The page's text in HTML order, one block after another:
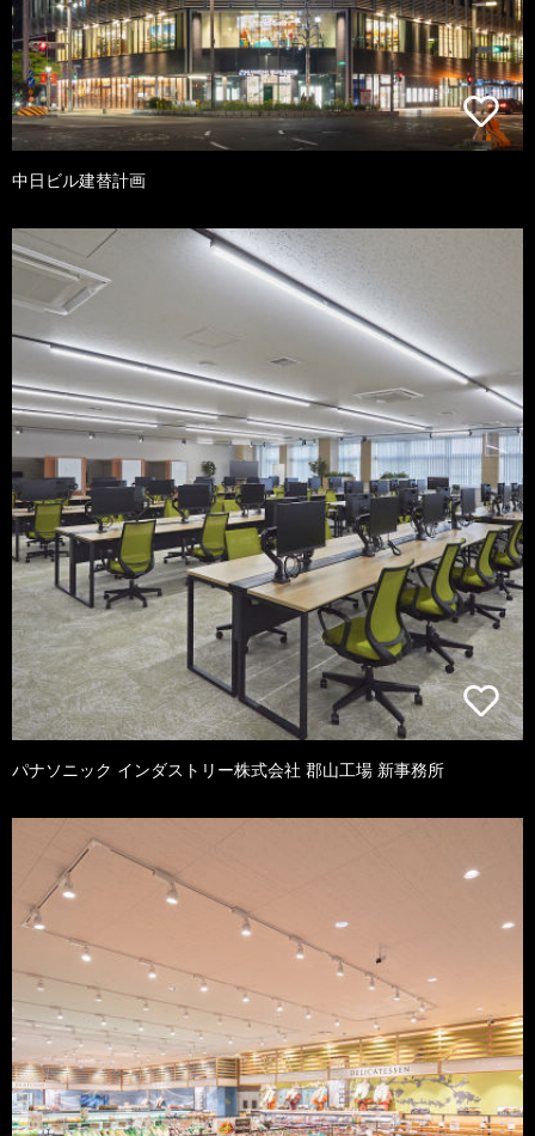
中日ビル建替計画
パナソニック インダストリー株式会社 郡山工場 新事務所